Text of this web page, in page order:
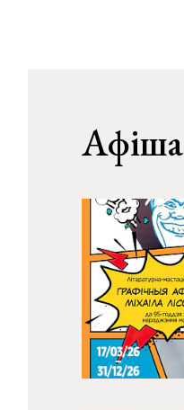
Афіша